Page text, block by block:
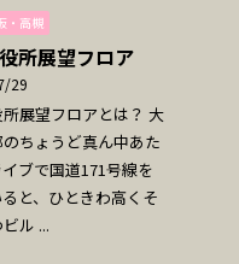
・高槻
所展望フロア
29
展望フロアとは？ 大
ちょうど真ん中あた
ブで国道171号線を
と、ひときわ高くそ
ル ...